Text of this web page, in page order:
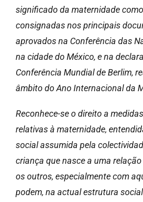
significado da maternidade
consignadas nos principais
aprovados na Conferência das
na cidade do México, e na
Conferência Mundial de Berlim,
âmbito do Ano Internacional da
Reconhece-se o direito a
relativas à maternidade,
social assumida pela
criança que nasce a uma
os outros, especialmente com
podem, na actual estrutura